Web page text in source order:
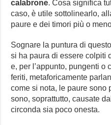
calabrone. Cosa significa
caso, è utile sottolinearlo,
paure e dei timori più o
Sognare la puntura di
si ha paura di essere colpiti
e, per l’appunto, pungenti o
feriti, metaforicamente
come si nota, le paure sono
sono, soprattutto, causate
circonda sia poco onesta.